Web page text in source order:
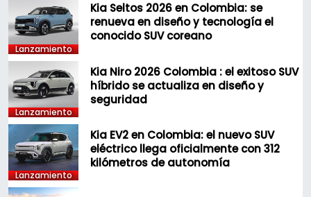
Lanzamiento
Kia Seltos 2026 en Colombia: se
renueva en diseño y tecnología el
conocido SUV coreano
Lanzamiento
Kia Niro 2026 Colombia : el exitoso SUV
híbrido se actualiza en diseño y
seguridad
Lanzamiento
Kia EV2 en Colombia: el nuevo SUV
eléctrico llega oficialmente con 312
kilómetros de autonomía